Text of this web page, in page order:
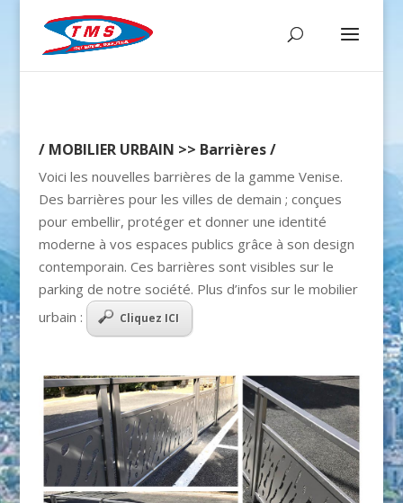
/ MOBILIER URBAIN >> Barrières /
Voici les nouvelles barrières de la gamme Venise.
Des barrières pour les villes de demain ; conçues
pour embellir, protéger et donner une identité
moderne à vos espaces publics grâce à son design
contemporain. Ces barrières sont visibles sur le
parking de notre société. Plus d’infos sur le mobilier
urbain :
Cliquez ICI